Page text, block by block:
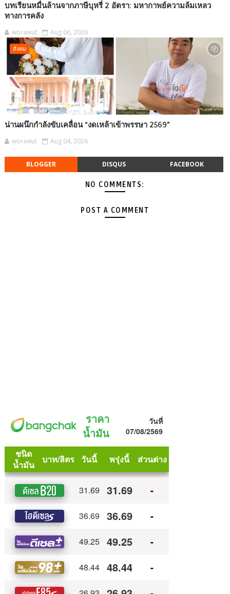
บทเรียนหมื่นล้านจากภาษีบุหรี่ 2 อัตรา: มหากาพย์ความล้มเหลว
ทางการคลัง
worawut Aug 06, 2026
สังคม
น่านผนึกกำลังขับเคลื่อน “งดเหล้าเข้าพรรษา 2569”
worawut Aug 04, 2026
BLOGGER DISQUS FACEBOOK
NO COMMENTS:
POST A COMMENT